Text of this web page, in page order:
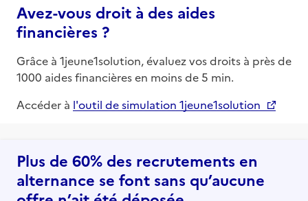
Avez-vous droit à des aides
financières ?
Grâce à 1jeune1solution, évaluez vos droits à près de
1000 aides financières en moins de 5 min.
Accéder à l'outil de simulation 1jeune1solution
Plus de 60% des recrutements en
alternance se font sans qu’aucune